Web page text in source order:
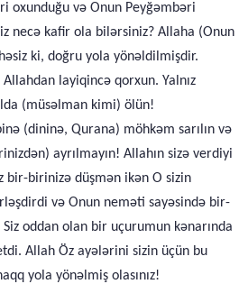
oxunduğu və Onun Peyğəmbəri
necə kafir ola bilərsiniz? Allaha (Onun
ki, doğru yola yönəldilmişdir.
layiqincə qorxun. Yalnız
(müsəlman kimi) ölün!
(dininə, Qurana) möhkəm sarılın və
ayrılmayın! Allahın sizə verdiyi
bir-birinizə düşmən ikən O sizin
və Onun neməti sayəsində bir-
oddan olan bir uçurumun kənarında
Allah Öz ayələrini sizin üçün bu
yola yönəlmiş olasınız!